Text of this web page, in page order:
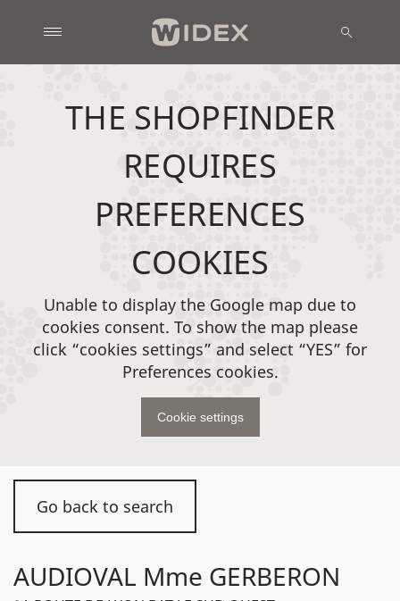
Go back to search
AUDIOVAL Mme GERBERON
THE SHOPFINDER
REQUIRES
PREFERENCES
COOKIES
Unable to display the Google map due to
cookies consent. To show the map please
click “cookies settings” and select “YES” for
Preferences cookies.
Cookie settings